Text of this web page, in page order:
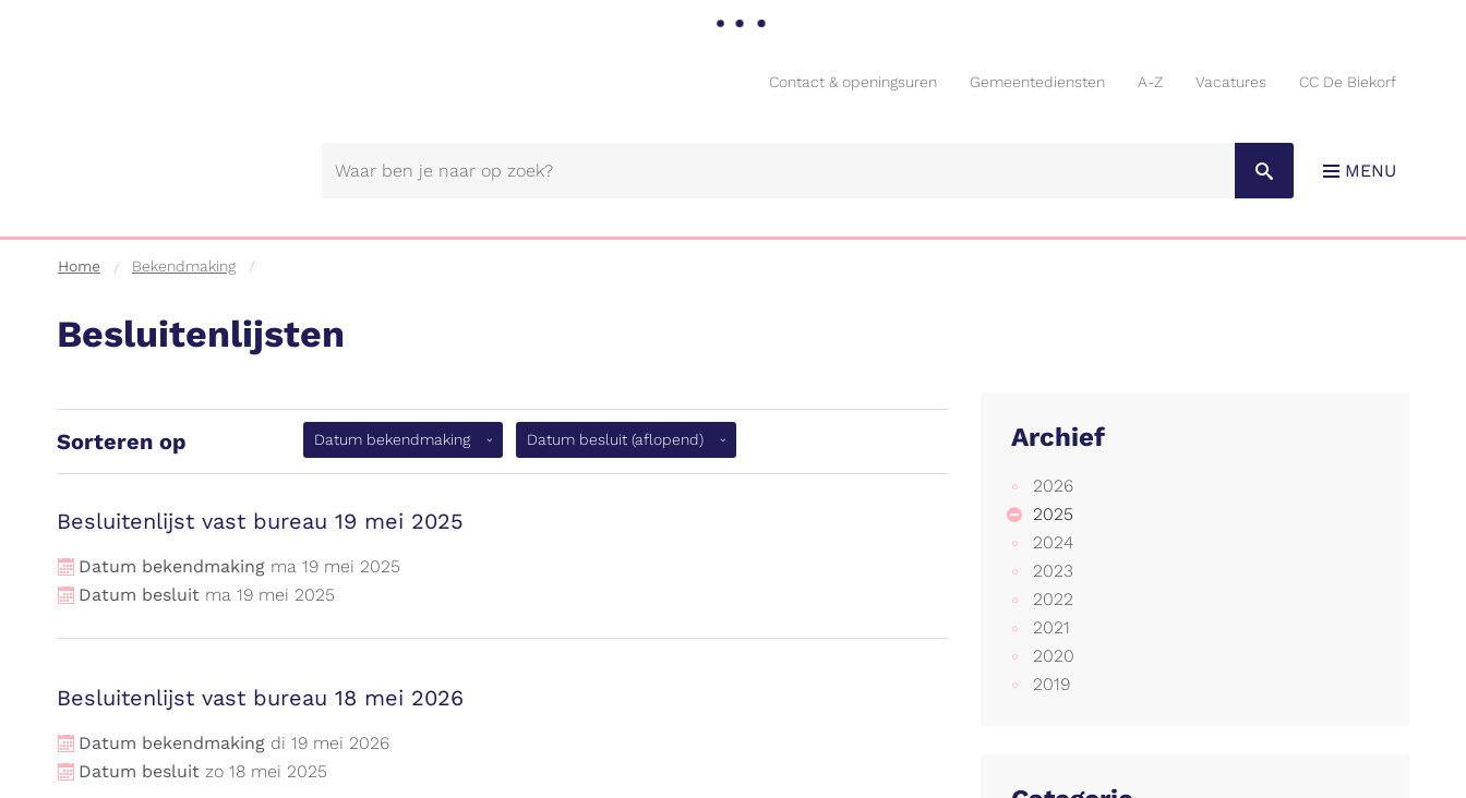
Naar
MENU
Contact & openingsuren Gemeentediensten A-Z Vacatures CC De Biekorf
Home Bekendmaking
Besluitenlijsten
Sorteren op Datum bekendmaking(aflopend)Datum besluit (aflopend)
Besluitenlijst vast bureau 19 mei 2025
Datum bekendmaking ma 19 mei 2025
Datum besluit ma 19 mei 2025
Besluitenlijst vast bureau 18 mei 2026
Datum bekendmaking di 19 mei 2026
Datum besluit zo 18 mei 2025
Archief
2026
2025
2024
2023
2022
2021
2020
2019